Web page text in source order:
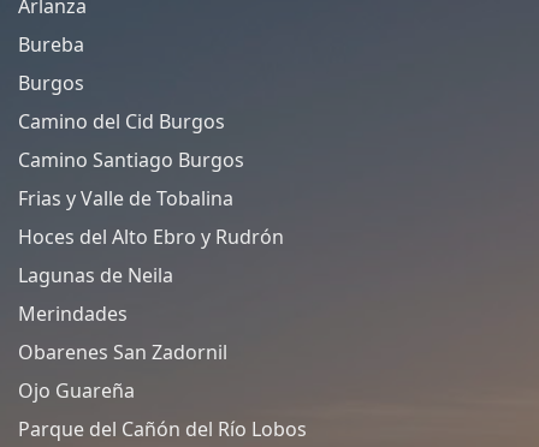
Arlanza
Bureba
Burgos
Camino del Cid Burgos
Camino Santiago Burgos
Frias y Valle de Tobalina
Hoces del Alto Ebro y Rudrón
Lagunas de Neila
Merindades
Obarenes San Zadornil
Ojo Guareña
Parque del Cañón del Río Lobos